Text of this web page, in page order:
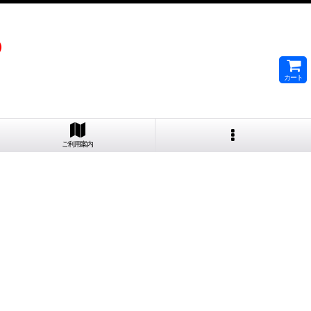
カート
ご利用案内